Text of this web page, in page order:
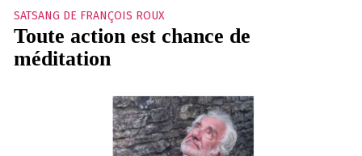
SATSANG DE FRANÇOIS ROUX
Toute action est chance de
méditation